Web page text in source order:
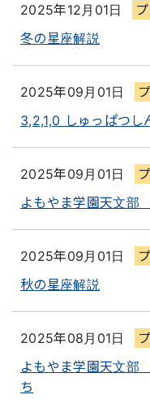
2025年12月01日
冬の星座解説
2025年09月01日
3,2,1,0 しゅっぱつ
2025年09月01日
よもやま学園天文部
2025年09月01日
秋の星座解説
2025年08月01日
よもやま学園天文部
ち